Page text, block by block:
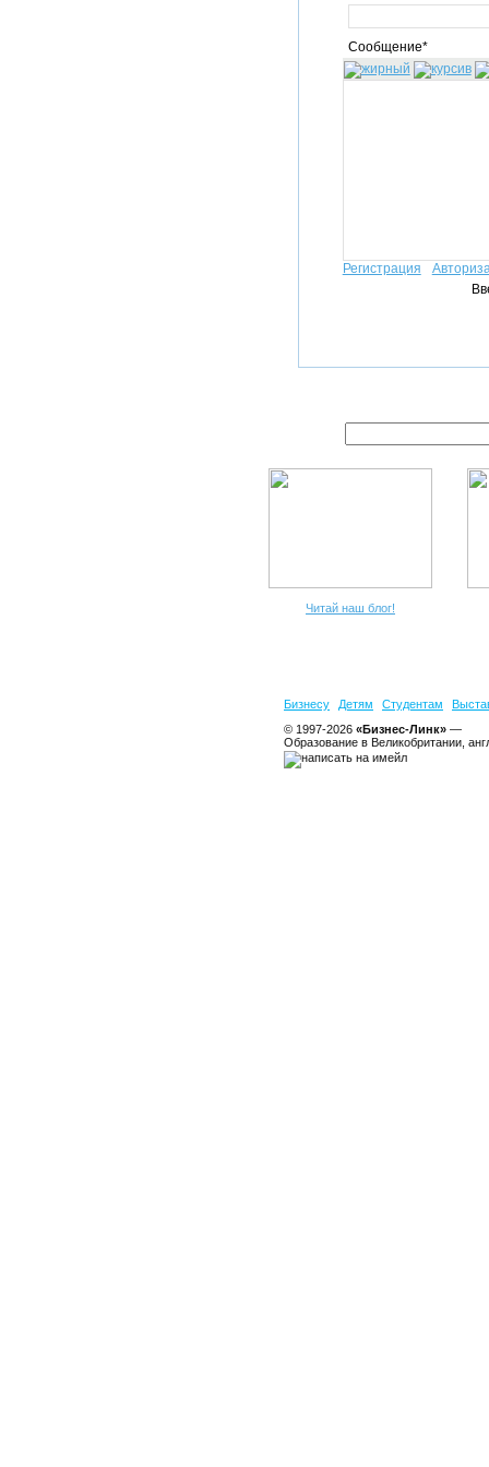
Сообщение*
Регистрация
Читай наш блог!
Бизнесу Детям Студентам
© 1997-2026 «Бизнес-Линк» —
Образование в Великобритании,